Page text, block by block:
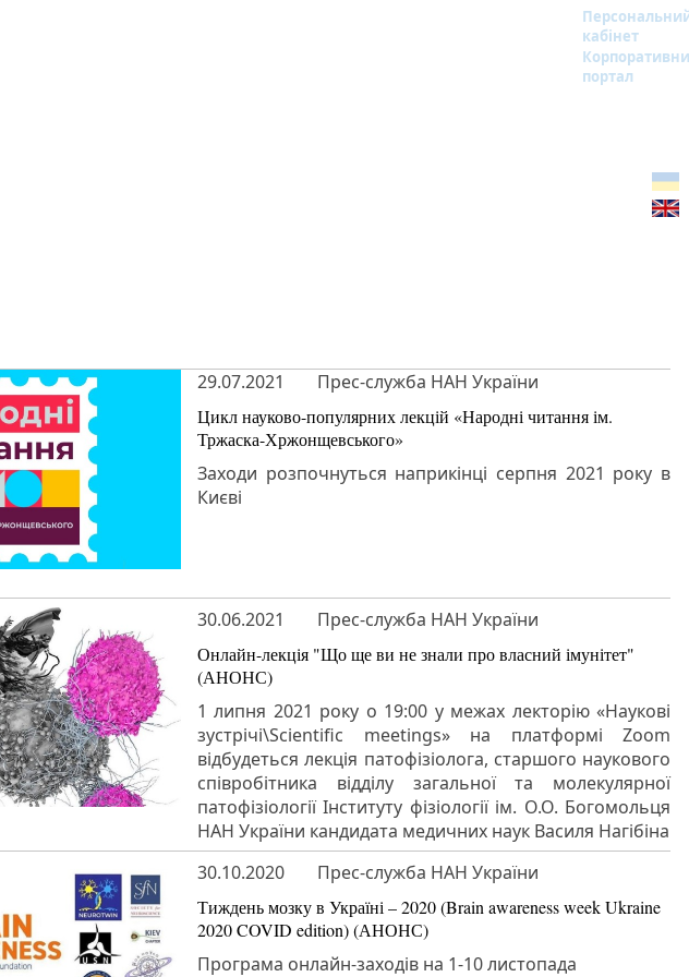
кабінет
портал
29.07.2021 Прес-служба НАН України
Цикл науково-популярних лекцій «Народні читання ім.
Тржаска-Хржонщевського»
Заходи розпочнуться наприкінці серпня 2021 року в
Києві
30.06.2021 Прес-служба НАН України
Онлайн-лекція "Що ще ви не знали про власний імунітет"
(АНОНС)
1 липня 2021 року о 19:00 у межах лекторію «Наукові
зустрічі\Scientific meetings» на платформі Zoom
відбудеться лекція патофізіолога, старшого наукового
співробітника відділу загальної та молекулярної
патофізіології Інституту фізіології ім. О.О. Богомольця
НАН України кандидата медичних наук Василя Нагібіна
30.10.2020
Прес-служба НАН України
Тиждень мозку в Україні – 2020 (Brain awareness week Ukraine
2020 COVID edition) (АНОНС)
Програма онлайн-заходів на 1-10 листопада